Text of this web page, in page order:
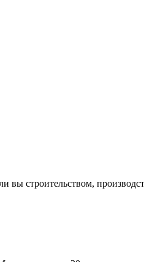
вы строительством,